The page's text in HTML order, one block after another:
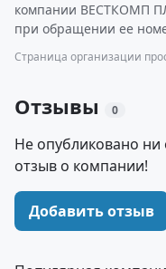
компании ВЕСТКОМП
при обращении ее
Страница организации
Отзывы 0
Не опубликовано ни
отзыв о компании!
Добавить отзыв